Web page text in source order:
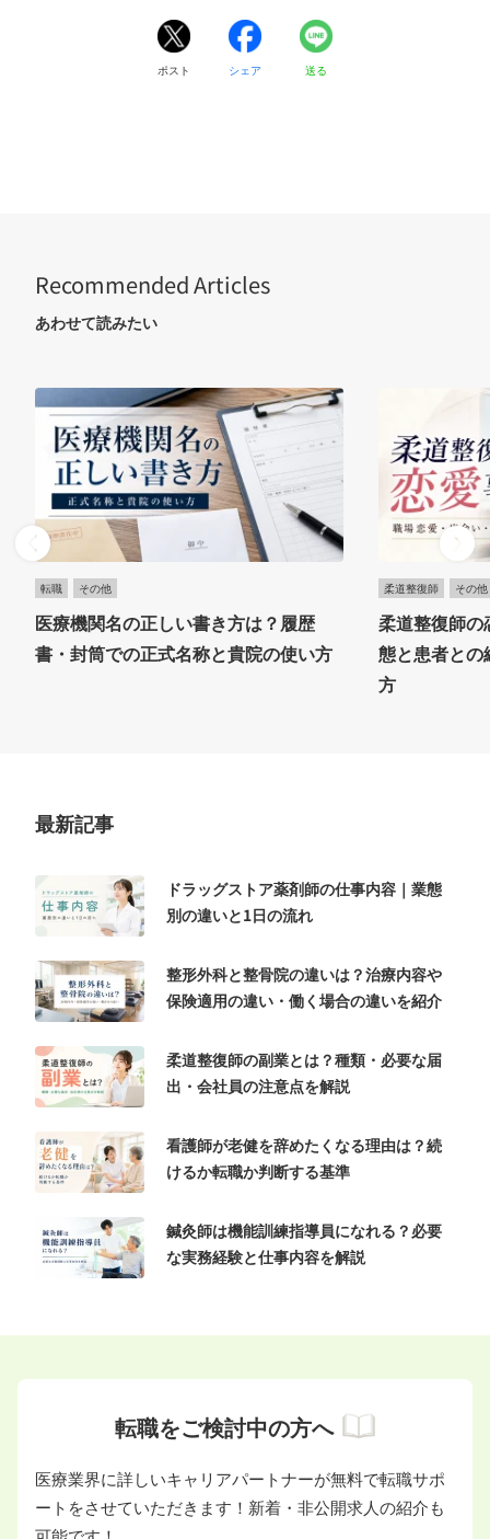
ポスト シェア 送る
Recommended Articles
あわせて読みたい
転職 その他
医療機関名の正しい書き方は？履歴
書・封筒での正式名称と貴院の使い方
柔道整復師 その他
柔道整復師
態と患者と
方
最新記事
ドラッグストア薬剤師の仕事内容｜業態
別の違いと1日の流れ
整形外科と整骨院の違いは？治療内容や
保険適用の違い・働く場合の違いを紹介
柔道整復師の副業とは？種類・必要な届
出・会社員の注意点を解説
看護師が老健を辞めたくなる理由は？続
けるか転職か判断する基準
鍼灸師は機能訓練指導員になれる？必要
な実務経験と仕事内容を解説
転職をご検討中の方へ
医療業界に詳しいキャリアパートナーが無料で転職サポ
ートをさせていただきます！新着・非公開求人の紹介も